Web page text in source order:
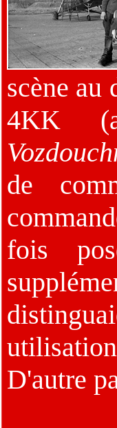
scène au
4KK
de
fois
D'autre